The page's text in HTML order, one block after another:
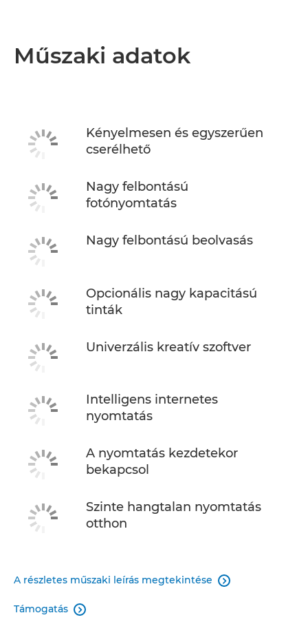
Műszaki adatok
Kényelmesen és egyszerűen
cserélhető
Nagy felbontású
fotónyomtatás
Nagy felbontású beolvasás
Opcionális nagy kapacitású
tinták
Univerzális kreatív szoftver
Intelligens internetes
nyomtatás
A nyomtatás kezdetekor
bekapcsol
Szinte hangtalan nyomtatás
otthon
A részletes műszaki leírás megtekintése 
Támogatás 